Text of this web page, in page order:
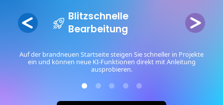
Blitzschnelle
Bearbeitung
Auf der brandneuen Startseite steigen Sie schneller in Projekte
ein und können neue KI-Funktionen direkt mit Anleitung
ausprobieren.